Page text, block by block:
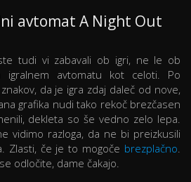
avtomat A Night Out
tudi vi zabavali ob igri, ne le ob
igralnem avtomatu kot celoti. Po
da je igra zdaj daleč od nove,
grafika nudi tako rekoč brezčasen
dekleta so še vedno zelo lepa.
vidimo razloga, da ne bi preizkusili
Zlasti, če je to mogoče brezplačno.
odločite, dame čakajo.